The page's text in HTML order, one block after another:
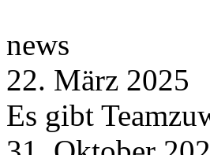
news
22. März 2025
Es gibt